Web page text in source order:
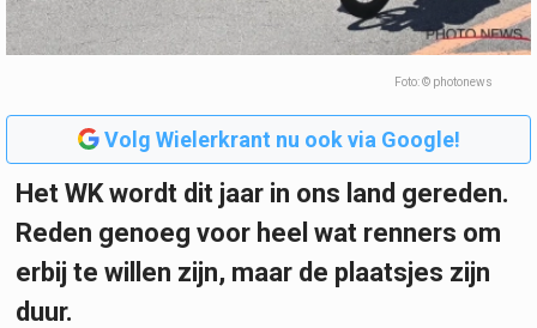
Foto: © photonews
Volg Wielerkrant nu ook via Google!
Het WK wordt dit jaar in ons land gereden.
Reden genoeg voor heel wat renners om
erbij te willen zijn, maar de plaatsjes zijn
duur.